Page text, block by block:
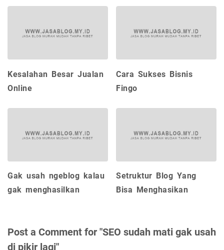
Kesalahan Besar Jualan
Online
Cara Sukses Bisnis
Fingo
Gak usah ngeblog kalau
gak menghasilkan
Setruktur Blog Yang
Bisa Menghasikan
Post a Comment for "SEO sudah mati gak usah
di pikir lagi"